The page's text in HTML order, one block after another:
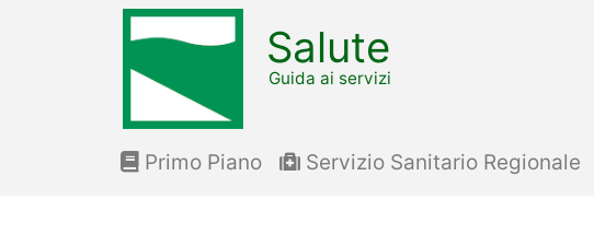
Salute
Guida ai servizi
Primo Piano Servizio Sanitario Regionale